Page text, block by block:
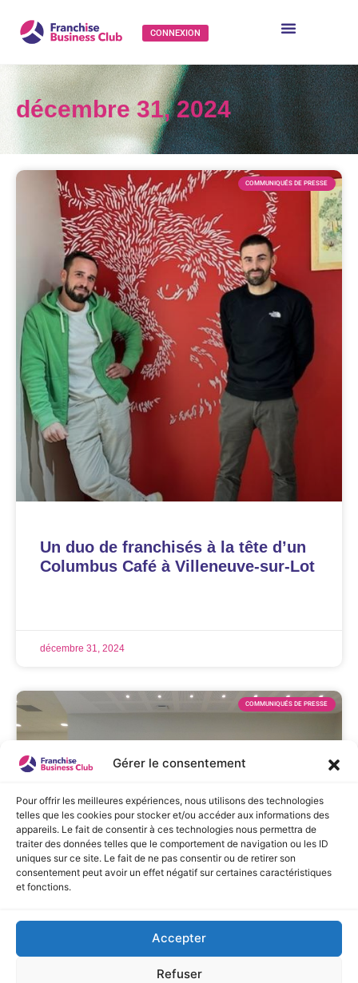
Gérer le consentement
Pour offrir les meilleures expériences, nous utilisons des technologies
telles que les cookies pour stocker et/ou accéder aux informations des
appareils. Le fait de consentir à ces technologies nous permettra de
traiter des données telles que le comportement de navigation ou les ID
uniques sur ce site. Le fait de ne pas consentir ou de retirer son
consentement peut avoir un effet négatif sur certaines caractéristiques
et fonctions.
Accepter
Refuser
CONNEXION
décembre 31, 2024
COMMUNIQUÉS DE PRESSE
Un duo de franchisés à la tête d’un
Columbus Café à Villeneuve-sur-Lot
décembre 31, 2024
COMMUNIQUÉS DE PRESSE
Repar’stores continue de grossir et
accueille 5 nouveaux franchisés